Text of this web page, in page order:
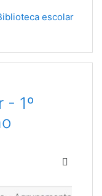
escolar
- 1º